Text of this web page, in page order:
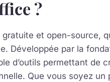
?
et open-source,
Développée par la
d’outils permettant de
Que vous soyez un